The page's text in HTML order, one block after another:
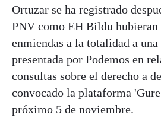
Ortuzar se ha registrado
PNV como EH Bildu hubieran
enmiendas a la totalidad a
presentada por Podemos en
consultas sobre el derecho a
convocado la plataforma
próximo 5 de noviembre.